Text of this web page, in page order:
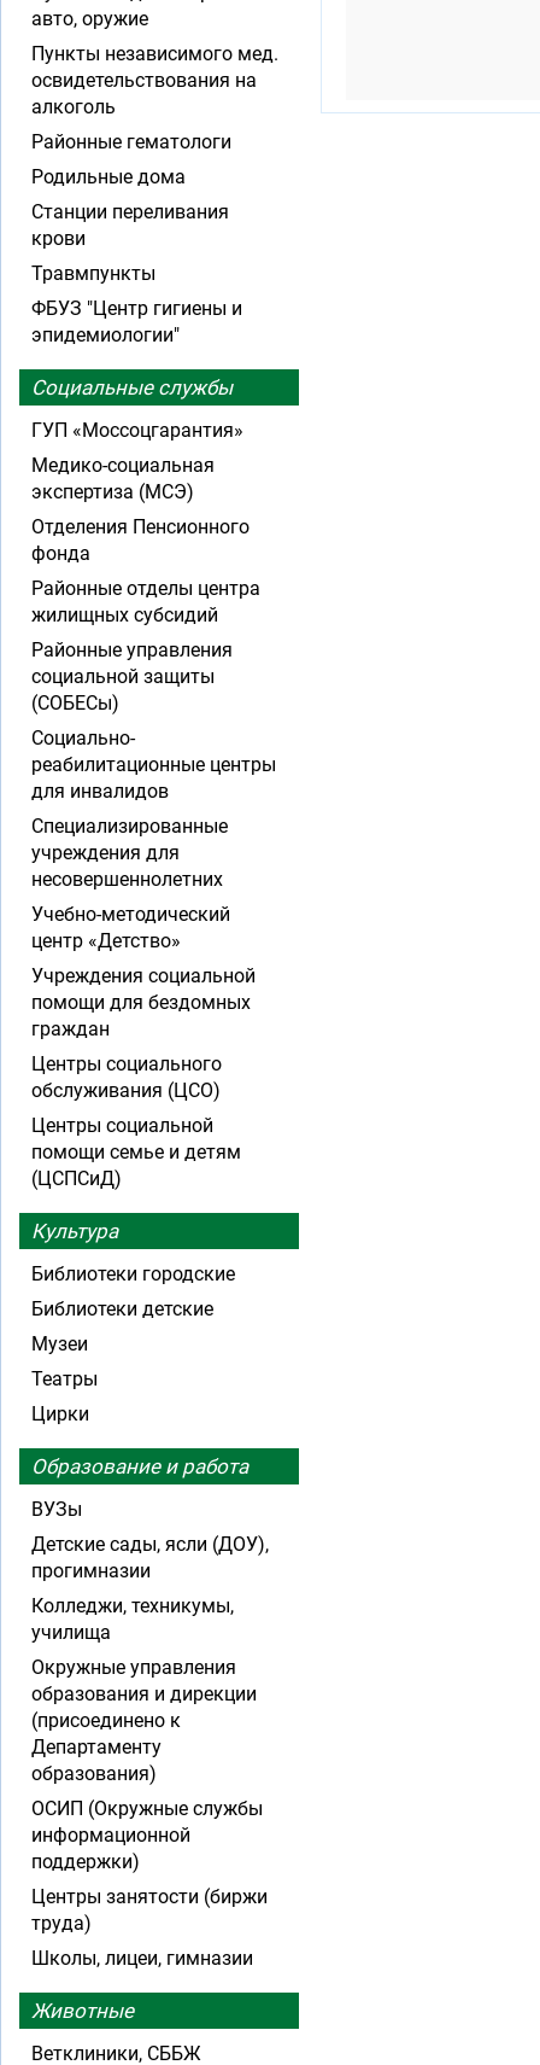
авто, оружие
Пункты независимого мед.
освидетельствования на
алкоголь
Районные гематологи
Родильные дома
Станции переливания
крови
Травмпункты
ФБУЗ "Центр гигиены и
эпидемиологии"
Социальные службы
ГУП «Моссоцгарантия»
Медико-социальная
экспертиза (МСЭ)
Отделения Пенсионного
фонда
Районные отделы центра
жилищных субсидий
Районные управления
социальной защиты
(СОБЕСы)
Социально-
реабилитационные центры
для инвалидов
Специализированные
учреждения для
несовершеннолетних
Учебно-методический
центр «Детство»
Учреждения социальной
помощи для бездомных
граждан
Центры социального
обслуживания (ЦСО)
Центры социальной
помощи семье и детям
(ЦСПСиД)
Культура
Библиотеки городские
Библиотеки детские
Музеи
Театры
Цирки
Образование и работа
ВУЗы
Детские сады, ясли (ДОУ),
прогимназии
Колледжи, техникумы,
училища
Окружные управления
образования и дирекции
(присоединено к
Департаменту
образования)
ОСИП (Окружные службы
информационной
поддержки)
Центры занятости (биржи
труда)
Школы, лицеи, гимназии
Животные
Ветклиники, СББЖ